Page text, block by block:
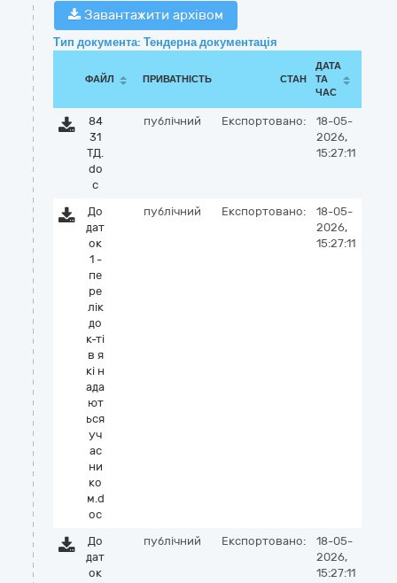
Завантажити архівом
Тип документа: Тендерна документація
ФАЙЛ ПРИВАТНІСТЬ СТАН
ДАТА
ТА
ЧАС
84
31
ТД.
do
c
публічний Експортовано:
18-05-
2026,
15:27:11
До
дат
ок
1 -
пе
ре
лік
до
к-ті
в я
кі н
ада
ют
ься
уч
ас
ни
ко
м.d
oc
публічний Експортовано:
18-05-
2026,
15:27:11
До
дат
ок
публічний Експортовано:
18-05-
2026,
15:27:11